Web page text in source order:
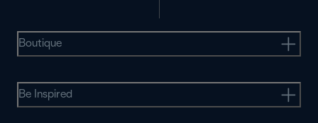
Boutique
Be Inspired